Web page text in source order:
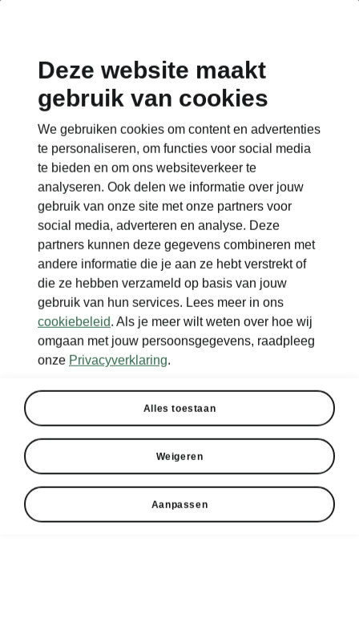
Deze website maakt
gebruik van cookies
We gebruiken cookies om content en advertenties
te personaliseren, om functies voor social media
te bieden en om ons websiteverkeer te
analyseren. Ook delen we informatie over jouw
gebruik van onze site met onze partners voor
social media, adverteren en analyse. Deze
partners kunnen deze gegevens combineren met
andere informatie die je aan ze hebt verstrekt of
die ze hebben verzameld op basis van jouw
gebruik van hun services. Lees meer in ons
cookiebeleid. Als je meer wilt weten over hoe wij
omgaan met jouw persoonsgegevens, raadpleeg
onze Privacyverklaring.
Alles toestaan
Weigeren
Aanpassen